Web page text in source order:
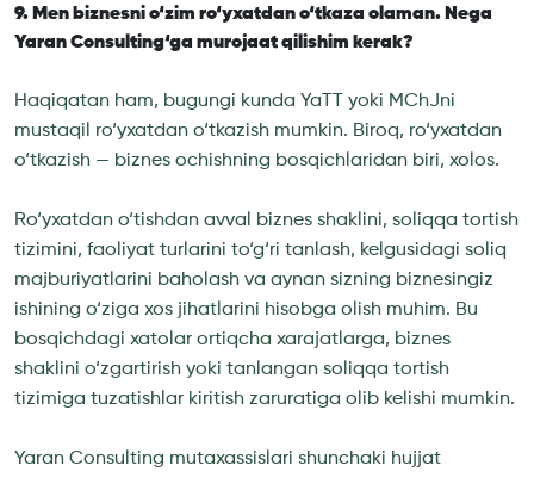
9. Men biznesni o‘zim ro‘yxatdan o‘tkaza olaman. Nega
Yaran Consulting‘ga murojaat qilishim kerak?
Haqiqatan ham, bugungi kunda YaTT yoki MChJni
mustaqil ro‘yxatdan o‘tkazish mumkin. Biroq, ro‘yxatdan
o‘tkazish — biznes ochishning bosqichlaridan biri, xolos.
Ro‘yxatdan o‘tishdan avval biznes shaklini, soliqqa tortish
tizimini, faoliyat turlarini to‘g‘ri tanlash, kelgusidagi soliq
majburiyatlarini baholash va aynan sizning biznesingiz
ishining o‘ziga xos jihatlarini hisobga olish muhim. Bu
bosqichdagi xatolar ortiqcha xarajatlarga, biznes
shaklini o‘zgartirish yoki tanlangan soliqqa tortish
tizimiga tuzatishlar kiritish zaruratiga olib kelishi mumkin.
Yaran Consulting mutaxassislari shunchaki hujjat